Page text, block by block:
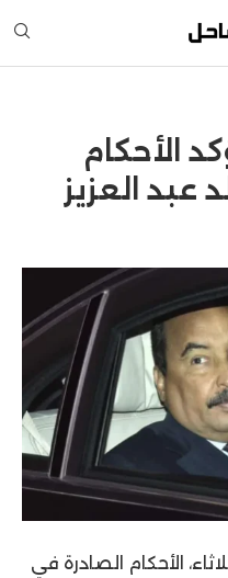
الأحكام
عبد العزيز
الأحكام الصادرة في